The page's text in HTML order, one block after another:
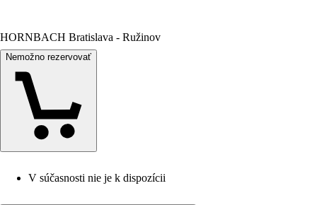
HORNBACH Bratislava - Ružinov
Nemožno rezervovať
V súčasnosti nie je k dispozícii